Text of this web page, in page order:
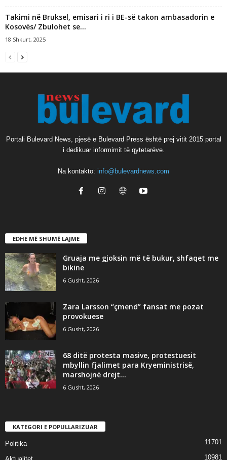
Takimi në Bruksel, emisari i ri i BE-së takon ambasadorin e
Kosovës/ Zbulohet se...
18 Shkurt, 2025
Portali Bulevard News, pjesë e Bulevard Press është prej vitit 2015 portal
i dedikuar informimit të qytetarëve.
Na kontakto: info@bulevardnews.com
EDHE MË SHUMË LAJME
Gruaja me gjoksin më të bukur, shfaqet me
bikine
6 Gusht, 2026
Zara Larsson “çmend” fansat me pozat
provokuese
6 Gusht, 2026
68 ditë protesta masive, protestuesit
mbyllin fjalimet para Kryeministrisë,
marshojnë drejt...
6 Gusht, 2026
KATEGORI E POPULLARIZUAR
Politika 11701
10981